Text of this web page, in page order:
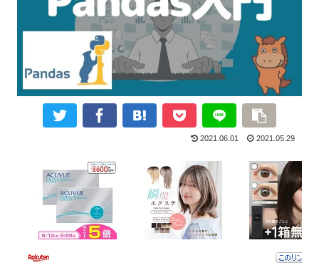
2021.06.01 2021.05.29